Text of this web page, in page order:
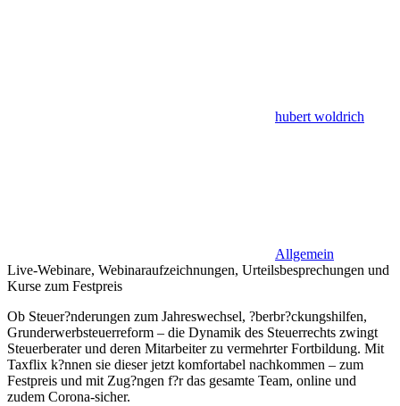
hubert woldrich
Allgemein
Live-Webinare, Webinaraufzeichnungen, Urteilsbesprechungen und
Kurse zum Festpreis
Ob Steuer?nderungen zum Jahreswechsel, ?berbr?ckungshilfen,
Grunderwerbsteuerreform – die Dynamik des Steuerrechts zwingt
Steuerberater und deren Mitarbeiter zu vermehrter Fortbildung. Mit
Taxflix k?nnen sie dieser jetzt komfortabel nachkommen – zum
Festpreis und mit Zug?ngen f?r das gesamte Team, online und
zudem Corona-sicher.